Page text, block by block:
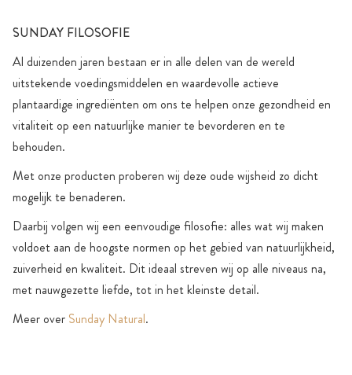
SUNDAY FILOSOFIE
Al duizenden jaren bestaan er in alle delen van de wereld
uitstekende voedingsmiddelen en waardevolle actieve
plantaardige ingrediënten om ons te helpen onze gezondheid en
vitaliteit op een natuurlijke manier te bevorderen en te
behouden.
Met onze producten proberen wij deze oude wijsheid zo dicht
mogelijk te benaderen.
Daarbij volgen wij een eenvoudige filosofie: alles wat wij maken
voldoet aan de hoogste normen op het gebied van natuurlijkheid,
zuiverheid en kwaliteit. Dit ideaal streven wij op alle niveaus na,
met nauwgezette liefde, tot in het kleinste detail.
Meer over Sunday Natural.